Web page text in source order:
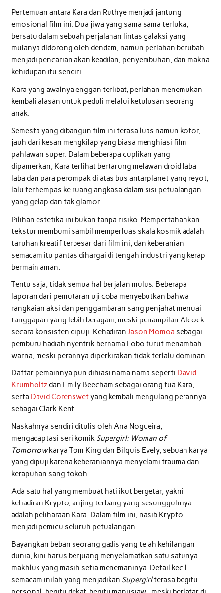
Pertemuan antara Kara dan Ruthye menjadi jantung
emosional film ini. Dua jiwa yang sama sama terluka,
bersatu dalam sebuah perjalanan lintas galaksi yang
mulanya didorong oleh dendam, namun perlahan berubah
menjadi pencarian akan keadilan, penyembuhan, dan makna
kehidupan itu sendiri.
Kara yang awalnya enggan terlibat, perlahan menemukan
kembali alasan untuk peduli melalui ketulusan seorang
anak.
Semesta yang dibangun film ini terasa luas namun kotor,
jauh dari kesan mengkilap yang biasa menghiasi film
pahlawan super. Dalam beberapa cuplikan yang
dipamerkan, Kara terlihat bertarung melawan droid laba
laba dan para perompak di atas bus antarplanet yang reyot,
lalu terhempas ke ruang angkasa dalam sisi petualangan
yang gelap dan tak glamor.
Pilihan estetika ini bukan tanpa risiko. Mempertahankan
tekstur membumi sambil memperluas skala kosmik adalah
taruhan kreatif terbesar dari film ini, dan keberanian
semacam itu pantas dihargai di tengah industri yang kerap
bermain aman.
Tentu saja, tidak semua hal berjalan mulus. Beberapa
laporan dari pemutaran uji coba menyebutkan bahwa
rangkaian aksi dan penggambaran sang penjahat menuai
tanggapan yang lebih beragam, meski penampilan Alcock
secara konsisten dipuji. Kehadiran Jason Momoa sebagai
pemburu hadiah nyentrik bernama Lobo turut menambah
warna, meski perannya diperkirakan tidak terlalu dominan.
Daftar pemainnya pun dihiasi nama nama seperti David
Krumholtzdan Emily Beecham sebagai orang tua Kara,
serta David Corenswetyang kembali mengulang perannya
sebagai Clark Kent.
Naskahnya sendiri ditulis oleh Ana Nogueira,
mengadaptasi seri komik Supergirl: Woman of
Tomorrowkarya Tom King dan Bilquis Evely, sebuah karya
yang dipuji karena keberaniannya menyelami trauma dan
kerapuhan sang tokoh.
Ada satu hal yang membuat hati ikut bergetar, yakni
kehadiran Krypto, anjing terbang yang sesungguhnya
adalah peliharaan Kara. Dalam film ini, nasib Krypto
menjadi pemicu seluruh petualangan.
Bayangkan beban seorang gadis yang telah kehilangan
dunia, kini harus berjuang menyelamatkan satu satunya
makhluk yang masih setia menemaninya. Detail kecil
semacam inilah yang menjadikan Supergirlterasa begitu